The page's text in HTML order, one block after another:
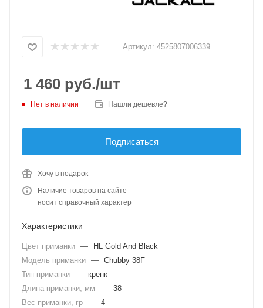
Артикул: 4525807006339
1 460 руб./шт
Нет в наличии Нашли дешевле?
Подписаться
Хочу в подарок
Наличие товаров на сайте
носит справочный характер
Характеристики
Цвет приманки —
HL Gold And Black
Модель приманки — Chubby 38F
Тип приманки — кренк
Длина приманки, мм
— 38
Вес приманки, гр — 4